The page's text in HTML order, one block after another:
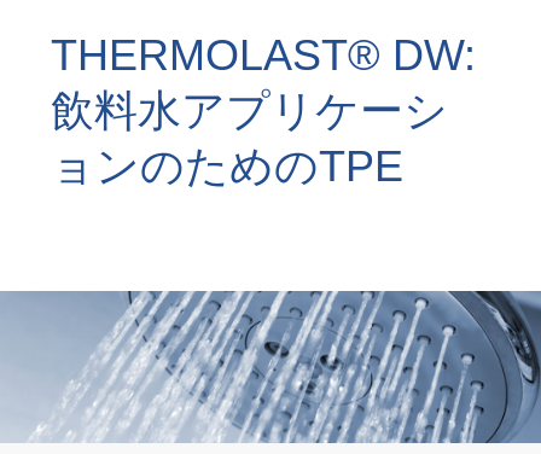
Accredited Laboratory services
THERMOLAST® DW:
飲料水アプリケーシ
ョンのためのTPE